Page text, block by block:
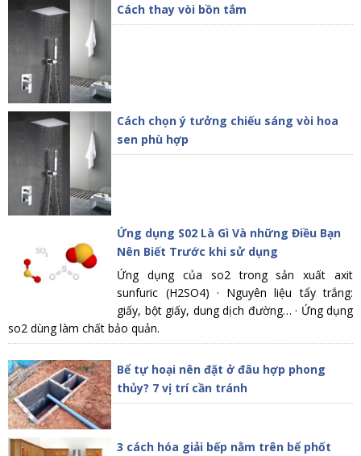
Cách thay vòi bồn tắm
Cách chọn ý tưởng chiếu sáng vòi hoa
sen phù hợp
Ứng dụng S02 Là Gì Và những Điều Bạn
Nên Biết Trước khi sử dụng
Ứng dụng của so2 trong sản xuất axit
sunfuric (H2SO4) · Nguyên liệu tẩy trắng:
giấy, bột giấy, dung dịch đường… · Ứng dụng
so2 dùng làm chất bảo quản.
Bể tự hoại nên đặt ở đâu hợp phong
thủy? 7 vị trí cần tránh
3 cách hóa giải bếp nằm trên bể phốt